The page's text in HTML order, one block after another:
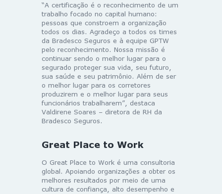
“A certificação é o reconhecimento de um
trabalho focado no capital humano:
pessoas que constroem a organização
todos os dias. Agradeço a todos os times
da Bradesco Seguros e à equipe GPTW
pelo reconhecimento. Nossa missão é
continuar sendo o melhor lugar para o
segurado proteger sua vida, seu futuro,
sua saúde e seu patrimônio. Além de ser
o melhor lugar para os corretores
produzirem e o melhor lugar para seus
funcionários trabalharem”, destaca
Valdirene Soares – diretora de RH da
Bradesco Seguros.
Great Place to Work
O Great Place to Work é uma consultoria
global. Apoiando organizações a obter os
melhores resultados por meio de uma
cultura de confiança, alto desempenho e